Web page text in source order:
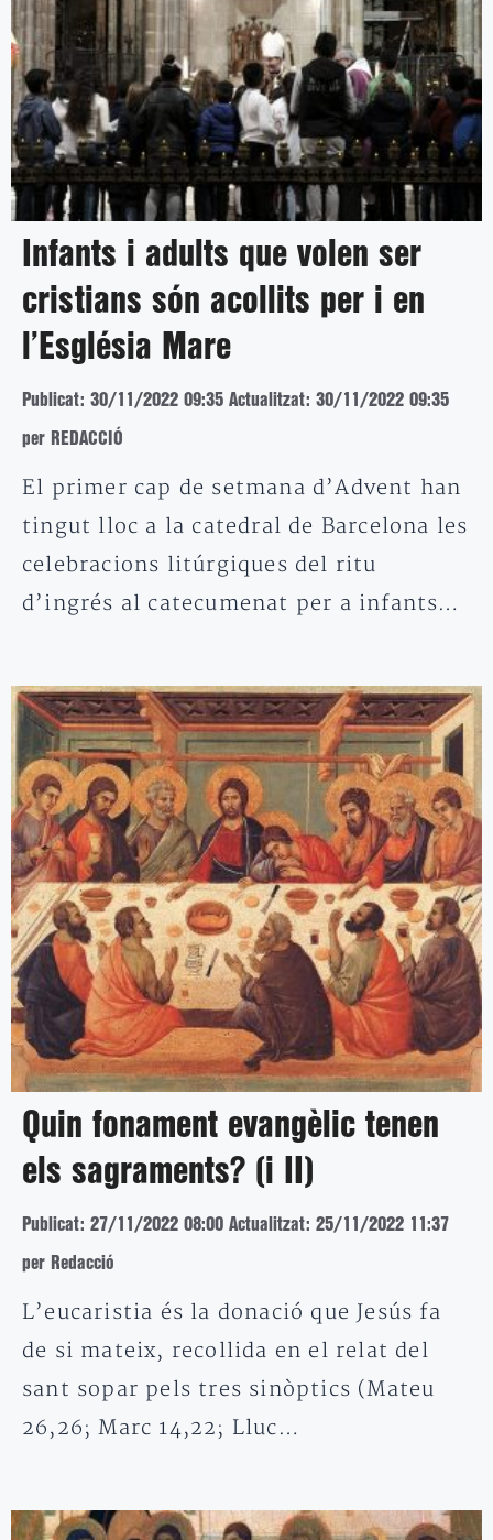
Infants i adults que volen ser
cristians són acollits per i en
l’Església Mare
Publicat: 30/11/2022 09:35 Actualitzat: 30/11/2022 09:35
per REDACCIÓ
El primer cap de setmana d’Advent han
tingut lloc a la catedral de Barcelona les
celebracions litúrgiques del ritu
d’ingrés al catecumenat per a infants…
Quin fonament evangèlic tenen
els sagraments? (i II)
Publicat: 27/11/2022 08:00 Actualitzat: 25/11/2022 11:37
per Redacció
L’eucaristia és la donació que Jesús fa
de si mateix, recollida en el relat del
sant sopar pels tres sinòptics (Mateu
26,26; Marc 14,22; Lluc…